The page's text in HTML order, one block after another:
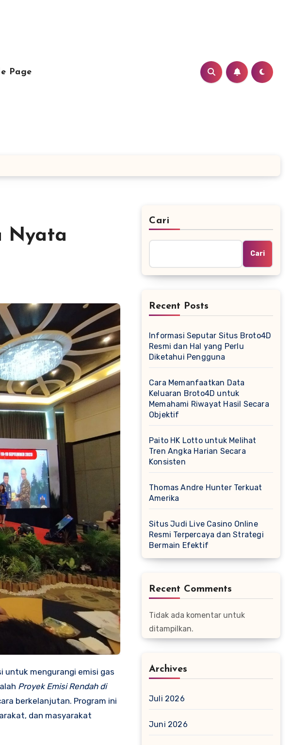
Page
Nyata
untuk mengurangi emisi gas
Proyek Emisi Rendah di
berkelanjutan. Program ini
dan masyarakat
Cari
Cari
Recent Posts
Informasi Seputar Situs Broto4D
Resmi dan Hal yang Perlu
Diketahui Pengguna
Cara Memanfaatkan Data
Keluaran Broto4D untuk
Memahami Riwayat Hasil Secara
Objektif
Paito HK Lotto untuk Melihat
Tren Angka Harian Secara
Konsisten
Thomas Andre Hunter Terkuat
Amerika
Situs Judi Live Casino Online
Resmi Terpercaya dan Strategi
Bermain Efektif
Recent Comments
Tidak ada komentar untuk
ditampilkan.
Archives
Juli 2026
Juni 2026